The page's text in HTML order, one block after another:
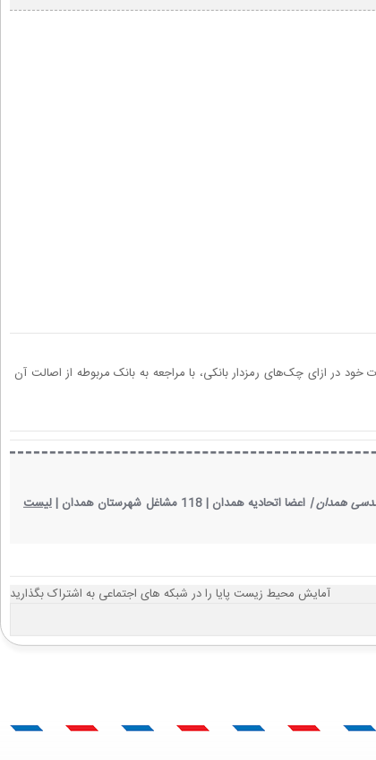
در ازای چک‌های رمزدار بانکی، با مراجعه به بانک مربوطه از اصالت آن
همدان | اعضا اتحادیه همدان |118 مشاغل شهرستان همدان |
لیست
آمایش محیط زیست پایا را در شبکه های اجتماعی به اشتراک بگذارید